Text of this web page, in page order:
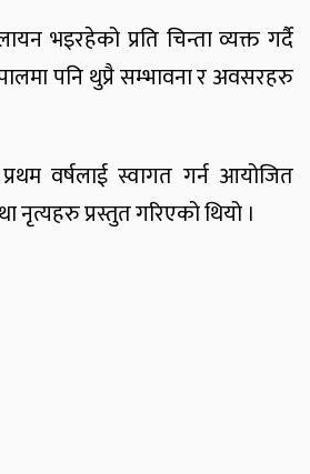
भइरहेको प्रति चिन्ता व्यक्त गर्दै
पनि थुप्रै सम्भावना र अवसरहरु
वर्षलाई स्वागत गर्न आयोजित
नृत्यहरु प्रस्तुत गरिएको थियो ।